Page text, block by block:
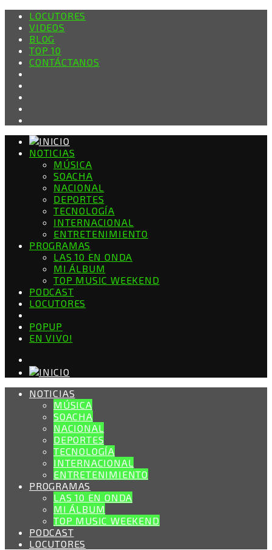
LOCUTORES
VIDEOS
BLOG
TOP 10
CONTÁCTANOS
NOTICIAS
MÚSICA
SOACHA
NACIONAL
DEPORTES
TECNOLOGÍA
INTERNACIONAL
ENTRETENIMIENTO
PROGRAMAS
LAS 10 EN ONDA
MI ÁLBUM
TOP MUSIC WEEKEND
PODCAST
LOCUTORES
POPUP
EN VIVO!
NOTICIAS
MÚSICA
SOACHA
NACIONAL
DEPORTES
TECNOLOGÍA
INTERNACIONAL
ENTRETENIMIENTO
PROGRAMAS
LAS 10 EN ONDA
MI ÁLBUM
TOP MUSIC WEEKEND
PODCAST
LOCUTORES